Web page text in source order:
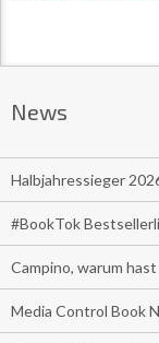
News
Halbjahressieger
#BookTok
Campino, warum
Media Control Book